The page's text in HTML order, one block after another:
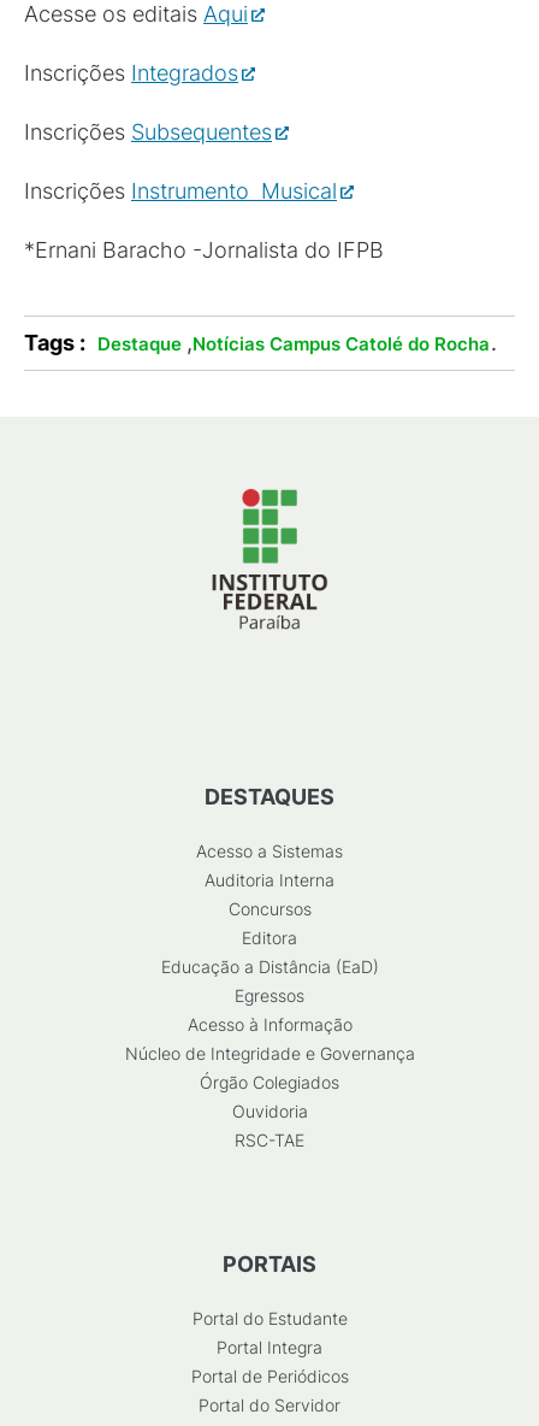
Acesse os editais Aqui
Inscrições Integrados
Inscrições Subsequentes
Inscrições Instrumento Musical
*Ernani Baracho -Jornalista do IFPB
Tags : Destaque ,Notícias Campus Catolé do Rocha.
DESTAQUES
Acesso a Sistemas
Auditoria Interna
Concursos
Editora
Educação a Distância (EaD)
Egressos
Acesso à Informação
Núcleo de Integridade e Governança
Órgão Colegiados
Ouvidoria
RSC-TAE
PORTAIS
Portal do Estudante
Portal Integra
Portal de Periódicos
Portal do Servidor